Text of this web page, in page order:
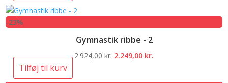
-23%
Gymnastik ribbe - 2
2.924,00kr. Den
2.249,00 kr.
Tilføj til kurv